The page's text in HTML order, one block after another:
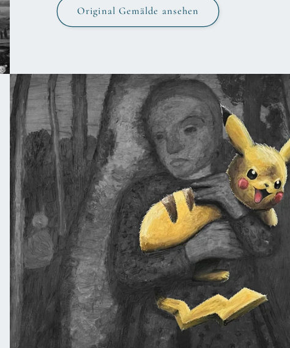
Original Gemälde ansehen